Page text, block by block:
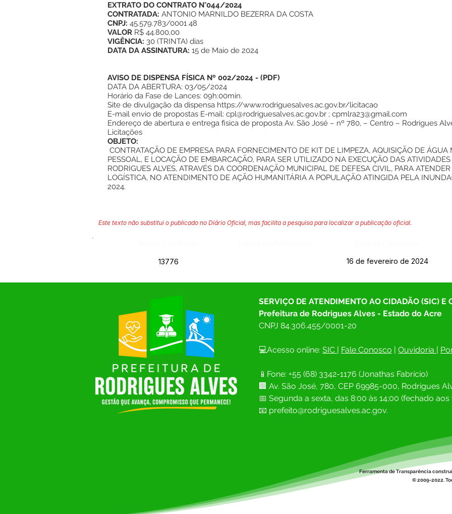
EXTRATO DO CONTRATO N°044/2024
CONTRATADA: ANTONIO MARNILDO BEZERRA DA COSTA
CNPJ: 45.579.783/0001 48
VALOR R$ 44.800,00
VIGÊNCIA: 30 (TRINTA) dias
DATA DA ASSINATURA: 15 de Maio de 2024
AVISO DE DISPENSA FÍSICA Nº 002/2024 - (PDF)
DATA DA ABERTURA: 03/05/2024
Horário da Fase de Lances: 09h:00min.
Site de divulgação da dispensa https://www.rodriguesalves.ac.gov.br/licitacao
E-mail envio de propostas E-mail: cpl@rodriguesalves.ac.gov.br ; cpmlra23@gmail.com
Endereço de abertura e entrega fisica de proposta Av. São José – nº 780, – Centro – Rodrigues
Licitações
OBJETO:
CONTRATAÇÃO DE EMPRESA PARA FORNECIMENTO DE KIT DE LIMPEZA, AQUISIÇÃO DE
PESSOAL, E LOCAÇÃO DE EMBARCAÇÃO, PARA SER UTILIZADO NA EXECUÇÃO DAS
RODRIGUES ALVES, ATRAVÉS DA COORDENAÇÃO MUNICIPAL DE DEFESA CIVIL, PARA
LOGÍSTICA, NO ATENDIMENTO DE AÇÃO HUMANITÁRIA A POPULAÇÃO ATINGIDA PELA
2024.
Este texto não substitui o publicado no Diário Oficial, mas facilita a pesquisa para localizar a publicação oficial.
13776 16 de fevereiro de 2024
SERVIÇO DE ATENDIMENTO AO CIDADÃO (SIC) E
Prefeitura de Rodrigues Alves - Estado do Acre
CNPJ 84.306.455/0001-20
💻Acesso online: SIC | Fale Conosco | Ouvidoria |
📱Fone: +55 (68) 3342-1176 (Jonathas Fabrício)
🏢 Av. São José, 780, CEP 69985-000, Rodrigues
📅 Segunda a sexta, das 8:00 às 14;00 (fechado
📧 prefeito@rodriguesalves.ac.gov.
Ferramenta de Transparência
© 2009-2022.